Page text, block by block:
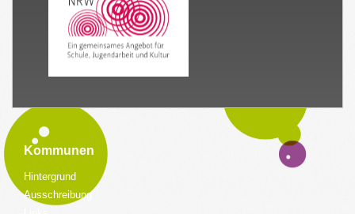
Kommunen
Hintergrund
Ausschreibung